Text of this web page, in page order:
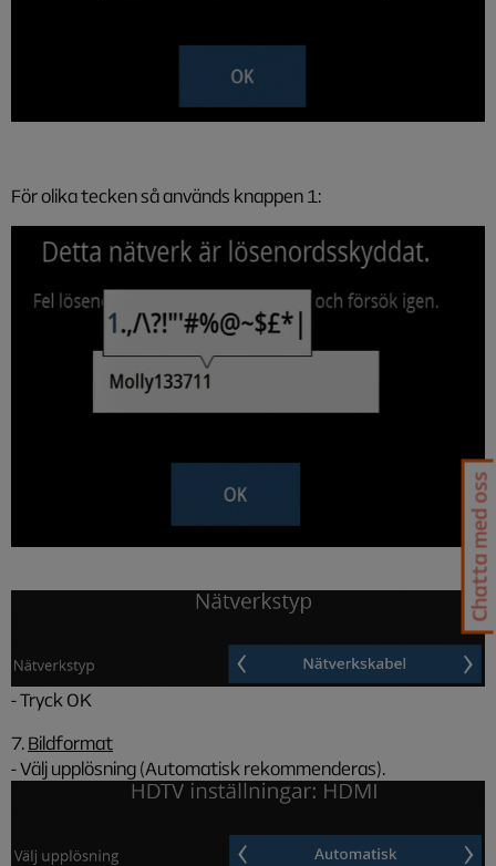
För olika tecken så används knappen 1:
- Tryck OK
7.Bildformat
- Välj upplösning (Automatisk rekommenderas).
Chatta med oss